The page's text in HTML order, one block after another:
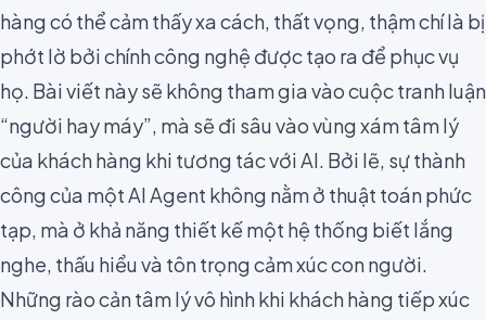
hàng có thể cảm thấy xa cách, thất vọng, thậm chí là bị
phớt lờ bởi chính công nghệ được tạo ra để phục vụ
họ. Bài viết này sẽ không tham gia vào cuộc tranh luận
“người hay máy”, mà sẽ đi sâu vào vùng xám tâm lý
của khách hàng khi tương tác với AI. Bởi lẽ, sự thành
công của một AI Agent không nằm ở thuật toán phức
tạp, mà ở khả năng thiết kế một hệ thống biết lắng
nghe, thấu hiểu và tôn trọng cảm xúc con người.
Những rào cản tâm lý vô hình khi khách hàng tiếp xúc